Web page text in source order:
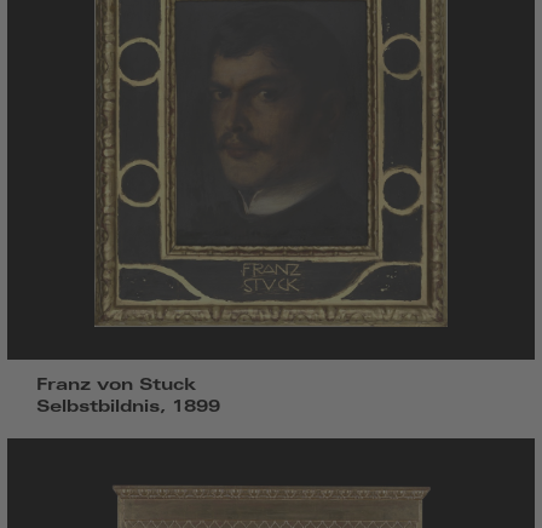
Franz von Stuck
Selbstbildnis, 1899